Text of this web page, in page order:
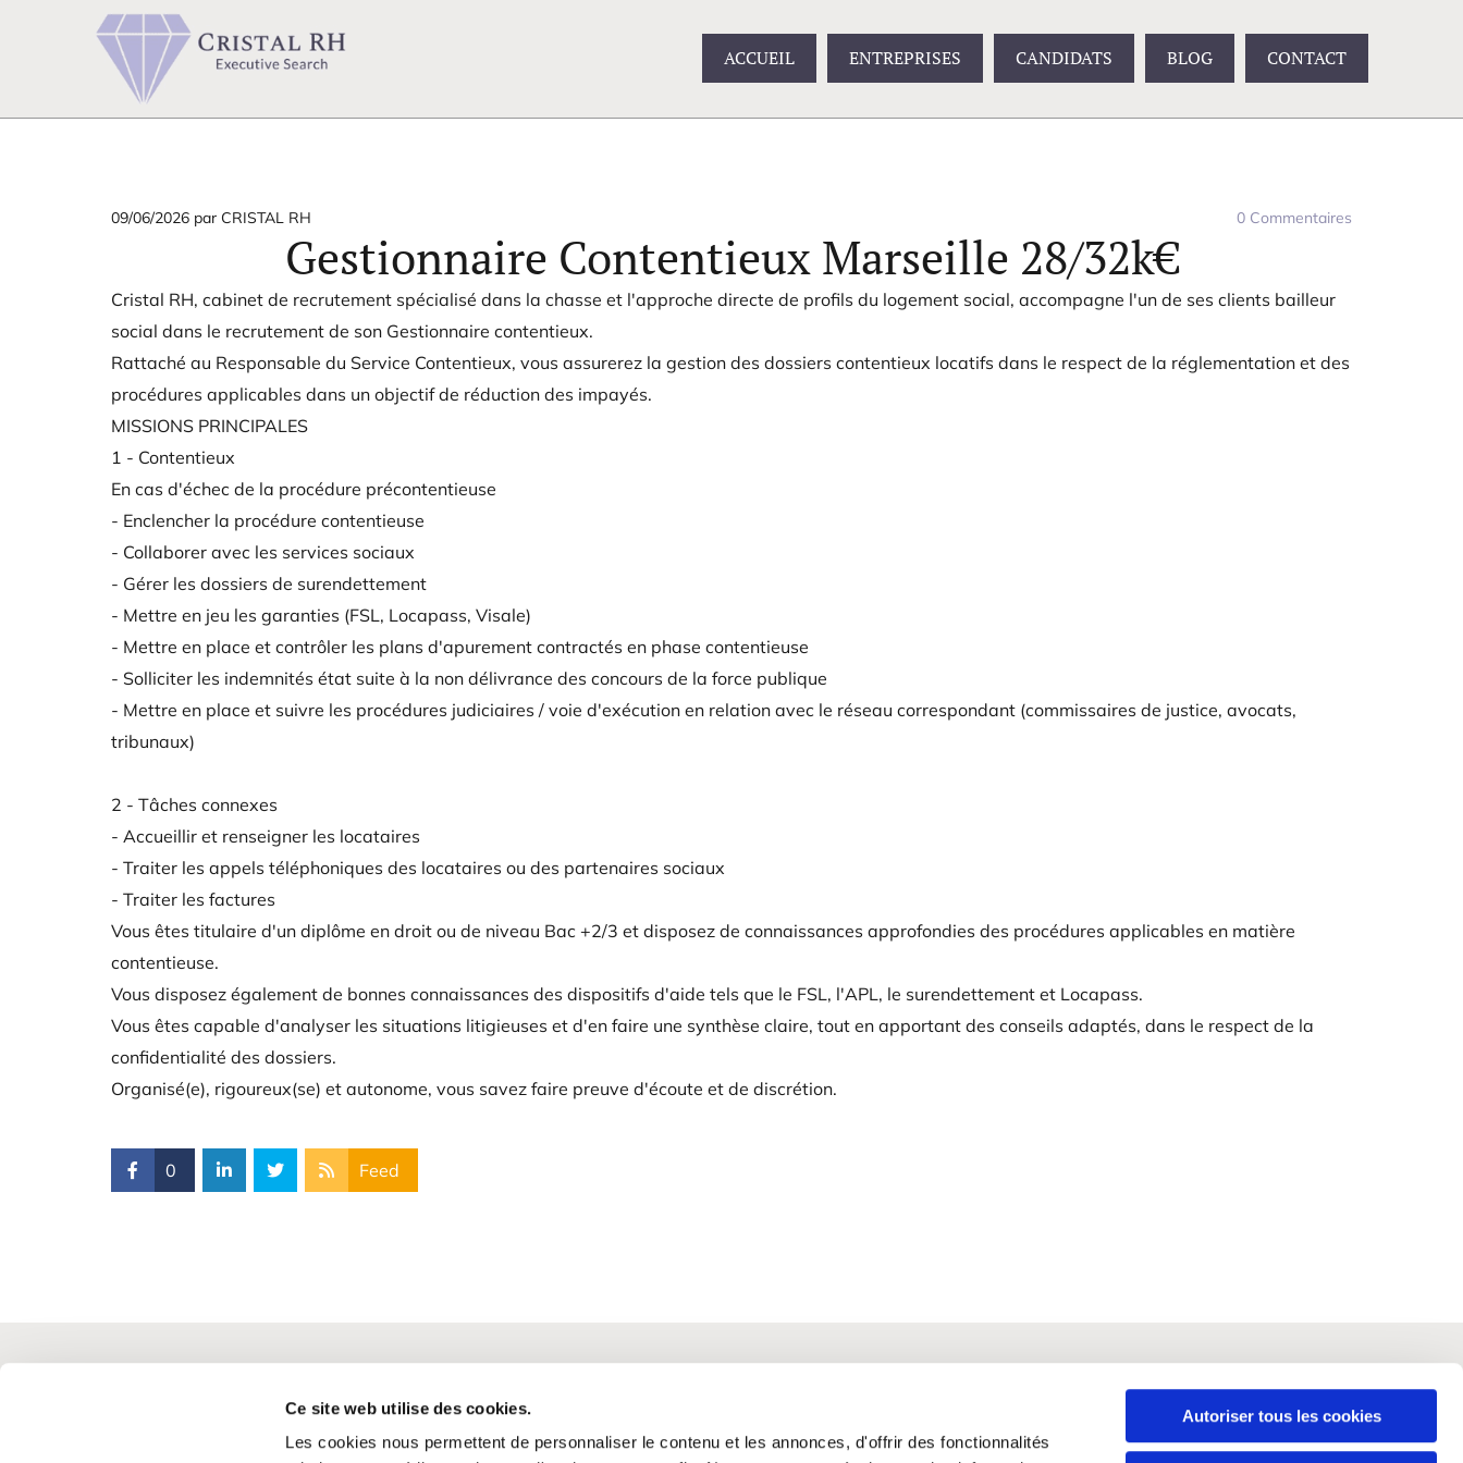
Ce site web utilise des cookies.
Les cookies nous permettent de personnaliser le contenu et les annonces, d'offrir des fonctionnalités
Autoriser tous les cookies
ACCUEIL ENTREPRISES CANDIDATS BLOG CONTACT
09/06/2026 par CRISTAL RH 0 Commentaires
Gestionnaire Contentieux Marseille 28/32k€
Cristal RH, cabinet de recrutement spécialisé dans la chasse et l'approche directe de profils du logement social, accompagne l'un de ses clients bailleur
social dans le recrutement de son Gestionnaire contentieux.
Rattaché au Responsable du Service Contentieux, vous assurerez la gestion des dossiers contentieux locatifs dans le respect de la réglementation et des
procédures applicables dans un objectif de réduction des impayés.
MISSIONS PRINCIPALES
1 - Contentieux
En cas d'échec de la procédure précontentieuse
- Enclencher la procédure contentieuse
- Collaborer avec les services sociaux
- Gérer les dossiers de surendettement
- Mettre en jeu les garanties (FSL, Locapass, Visale)
- Mettre en place et contrôler les plans d'apurement contractés en phase contentieuse
- Solliciter les indemnités état suite à la non délivrance des concours de la force publique
- Mettre en place et suivre les procédures judiciaires / voie d'exécution en relation avec le réseau correspondant (commissaires de justice, avocats,
tribunaux)
2 - Tâches connexes
- Accueillir et renseigner les locataires
- Traiter les appels téléphoniques des locataires ou des partenaires sociaux
- Traiter les factures
Vous êtes titulaire d'un diplôme en droit ou de niveau Bac +2/3 et disposez de connaissances approfondies des procédures applicables en matière
contentieuse.
Vous disposez également de bonnes connaissances des dispositifs d'aide tels que le FSL, l'APL, le surendettement et Locapass.
Vous êtes capable d'analyser les situations litigieuses et d'en faire une synthèse claire, tout en apportant des conseils adaptés, dans le respect de la
confidentialité des dossiers.
Organisé(e), rigoureux(se) et autonome, vous savez faire preuve d'écoute et de discrétion.
0 Feed